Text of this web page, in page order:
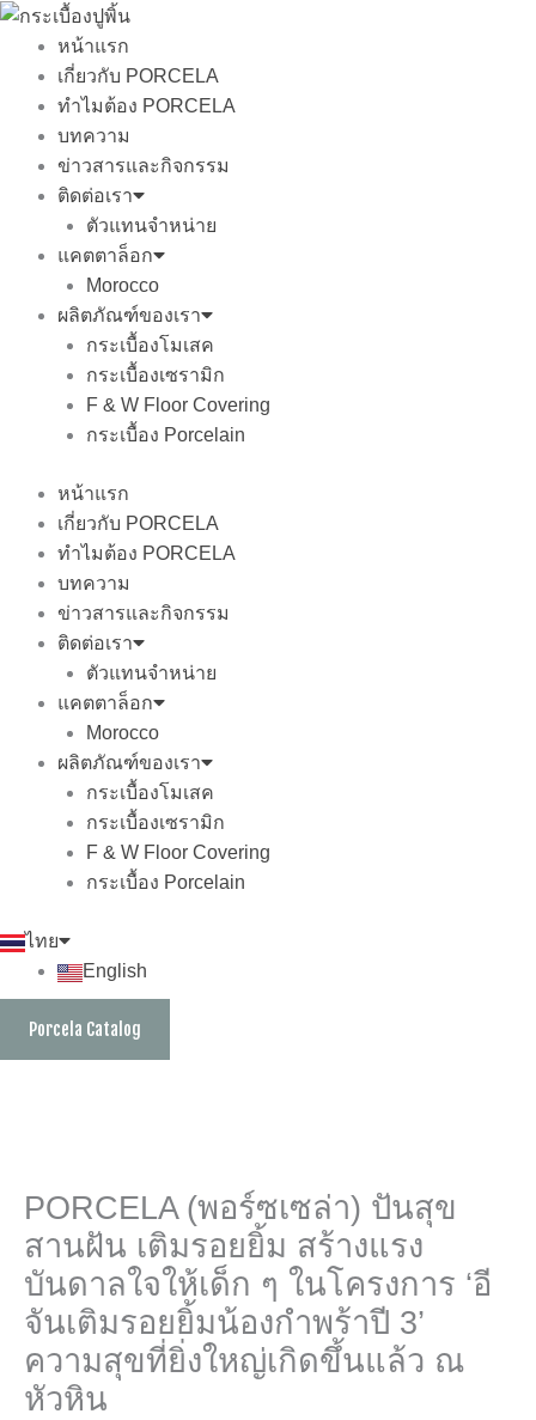
Skip
content
หน้าแรก
เกี่ยวกับ PORCELA
ทำไมต้อง PORCELA
บทความ
ข่าวสารและกิจกรรม
ติดต่อเรา
ตัวแทนจำหน่าย
แคตตาล็อก
Morocco
ผลิตภัณฑ์ของเรา
กระเบื้องโมเสค
กระเบื้องเซรามิก
F & W Floor Covering
กระเบื้อง Porcelain
หน้าแรก
เกี่ยวกับ PORCELA
ทำไมต้อง PORCELA
บทความ
ข่าวสารและกิจกรรม
ติดต่อเรา
ตัวแทนจำหน่าย
แคตตาล็อก
Morocco
ผลิตภัณฑ์ของเรา
กระเบื้องโมเสค
กระเบื้องเซรามิก
F & W Floor Covering
กระเบื้อง Porcelain
ไทย
English
Porcela Catalog
PORCELA (พอร์ซเซล่า) ปันสุข
สานฝัน เติมรอยยิ้ม สร้างแรง
บันดาลใจให้เด็ก ๆ ในโครงการ ‘อี
จันเติมรอยยิ้มน้องกำพร้าปี 3’
ความสุขที่ยิ่งใหญ่เกิดขึ้นแล้ว ณ
หัวหิน